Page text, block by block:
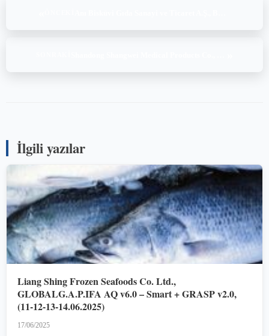
İlgili yazılar
Liang Shing Frozen Seafoods Co. Ltd.,
GLOBALG.A.P.IFA AQ v6.0 – Smart + GRASP v2.0,
(11-12-13-14.06.2025)
17/06/2025